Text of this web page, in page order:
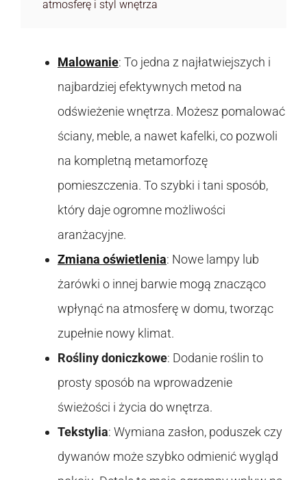
atmosferę i styl wnętrza
Malowanie: To jedna z najłatwiejszych i
najbardziej efektywnych metod na
odświeżenie wnętrza. Możesz pomalować
ściany, meble, a nawet kafelki, co pozwoli
na kompletną metamorfozę
pomieszczenia. To szybki i tani sposób,
który daje ogromne możliwości
aranżacyjne.
Zmiana oświetlenia: Nowe lampy lub
żarówki o innej barwie mogą znacząco
wpłynąć na atmosferę w domu, tworząc
zupełnie nowy klimat.
Rośliny doniczkowe: Dodanie roślin to
prosty sposób na wprowadzenie
świeżości i życia do wnętrza.
Tekstylia: Wymiana zasłon, poduszek czy
dywanów może szybko odmienić wygląd